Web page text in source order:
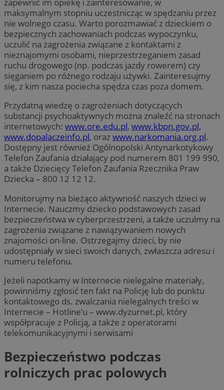
zapewnić im opiekę i zainteresowanie, w
maksymalnym stopniu uczestnicząc w spędzaniu przez
nie wolnego czasu. Warto porozmawiać z dzieckiem o
bezpiecznych zachowaniach podczas wypoczynku,
uczulić na zagrożenia związane z kontaktami z
nieznajomymi osobami, nieprzestrzeganiem zasad
ruchu drogowego (np. podczas jazdy rowerem) czy
sięganiem po różnego rodzaju używki. Zainteresujmy
się, z kim nasza pociecha spędza czas poza domem.
Przydatną wiedzę o zagrożeniach dotyczących
substancji psychoaktywnych można znaleźć na stronach
internetowych: www.ore.edu.pl, www.kbpn.gov.pl,
www.dopalaczeinfo.pl, orazwww.narkomania.org.pl.
Dostępny jest również Ogólnopolski Antynarkotykowy
Telefon Zaufania działający pod numerem 801 199 990,
a także Dziecięcy Telefon Zaufania Rzecznika Praw
Dziecka – 800 12 12 12.
Monitorujmy na bieżąco aktywność naszych dzieci w
Internecie. Nauczmy dziecko podstawowych zasad
bezpieczeństwa w cyberprzestrzeni, a także uczulmy na
zagrożenia związane z nawiązywaniem nowych
znajomości on-line. Ostrzegajmy dzieci, by nie
udostępniały w sieci swoich danych, zwłaszcza adresu i
numeru telefonu.
Jeżeli napotkamy w Internecie nielegalne materiały,
powinniśmy zgłosić ten fakt na Policję lub do punktu
kontaktowego ds. zwalczania nielegalnych treści w
Internecie – Hotline’u – www.dyzurnet.pl, który
współpracuje z Policją, a także z operatorami
telekomunikacyjnymi i serwisami
Bezpieczeństwo podczas
rolniczych prac polowych